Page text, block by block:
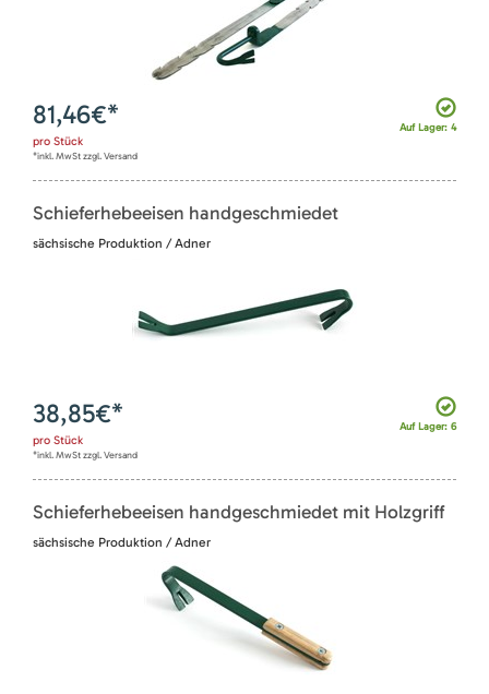
Auf Lager: 4
81,46€*
pro Stück
*inkl. MwSt zzgl. Versand
Schieferhebeeisen handgeschmiedet
sächsische Produktion / Adner
Auf Lager: 6
38,85€*
pro Stück
*inkl. MwSt zzgl. Versand
Schieferhebeeisen handgeschmiedet mit Holzgriff
sächsische Produktion / Adner